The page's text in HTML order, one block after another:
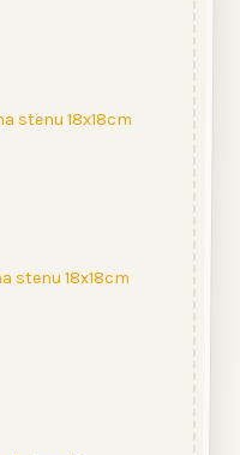
stenu 18x18cm
stenu 18x18cm